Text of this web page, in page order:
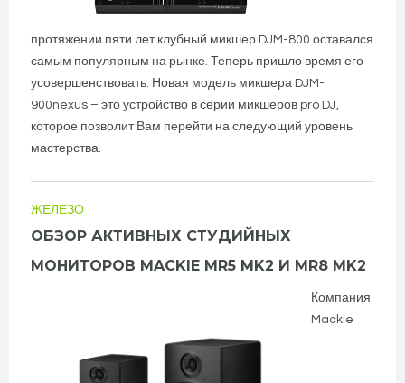
протяжении пяти лет клубный микшер DJM-800 оставался
самым популярным на рынке. Теперь пришло время его
усовершенствовать. Новая модель микшера DJM-
900nexus – это устройство в серии микшеров pro DJ,
которое позволит Вам перейти на следующий уровень
мастерства.
ЖЕЛЕЗО
ОБЗОР АКТИВНЫХ СТУДИЙНЫХ
МОНИТОРОВ MACKIE MR5 MK2 И MR8 MK2
Компания
Mackie